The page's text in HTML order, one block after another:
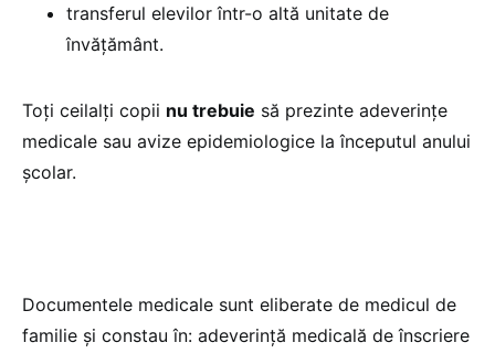
transferul elevilor într-o altă unitate de
învățământ.
Toţi ceilalți copii nu trebuie să prezinte adeverințe
medicale sau avize epidemiologice la începutul anului
școlar.
Documentele medicale sunt eliberate de medicul de
familie și constau în: adeverință medicală de înscriere